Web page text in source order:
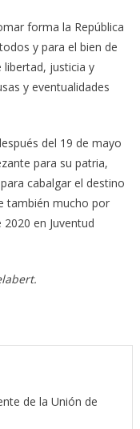
forma la República
y para el bien de
justicia y
y eventualidades
del 19 de mayo
para su patria,
cabalgar el destino
también mucho por
en Juventud
de la Unión de